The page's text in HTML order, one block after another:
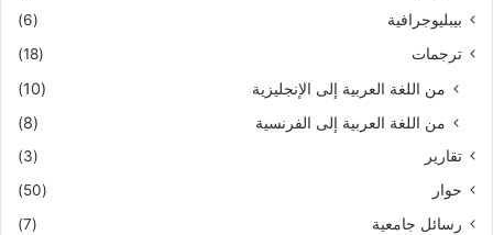
بيبليوجرافية
(6)
ترجمات
(18)
من اللغة العربية إلى الإنجليزية
(10)
من اللغة العربية إلى الفرنسية
(8)
تقارير
(3)
حوار
(50)
رسائل جامعية
(7)